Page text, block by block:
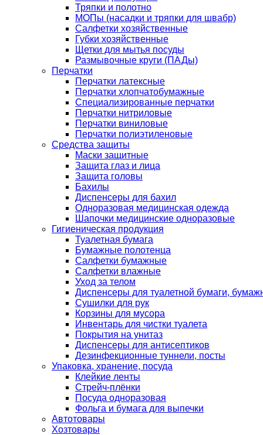
Тряпки и полотно
МОПы (насадки и тряпки для швабр)
Салфетки хозяйственные
Губки хозяйственные
Щетки для мытья посуды
Размывочные круги (ПАДы)
Перчатки
Перчатки латексные
Перчатки хлопчатобумажные
Специализированные перчатки
Перчатки нитриловые
Перчатки виниловые
Перчатки полиэтиленовые
Средства защиты
Маски защитные
Защита глаз и лица
Защита головы
Бахилы
Диспенсеры для бахил
Одноразовая медицинская одежда
Шапочки медицинские одноразовые
Гигиеническая продукция
Туалетная бумага
Бумажные полотенца
Салфетки бумажные
Салфетки влажные
Уход за телом
Диспенсеры для туалетной бумаги,
Сушилки для рук
Корзины для мусора
Инвентарь для чистки туалета
Покрытия на унитаз
Диспенсеры для антисептиков
Дезинфекционные туннели, посты
Упаковка, хранение, посуда
Клейкие ленты
Стрейч-плёнки
Посуда одноразовая
Фольга и бумага для выпечки
Автотовары
Хозтовары